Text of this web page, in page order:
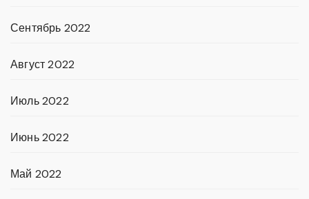
Сентябрь 2022
Август 2022
Июль 2022
Июнь 2022
Май 2022